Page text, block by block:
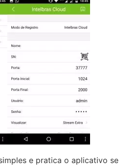
e pratica o aplicativo se